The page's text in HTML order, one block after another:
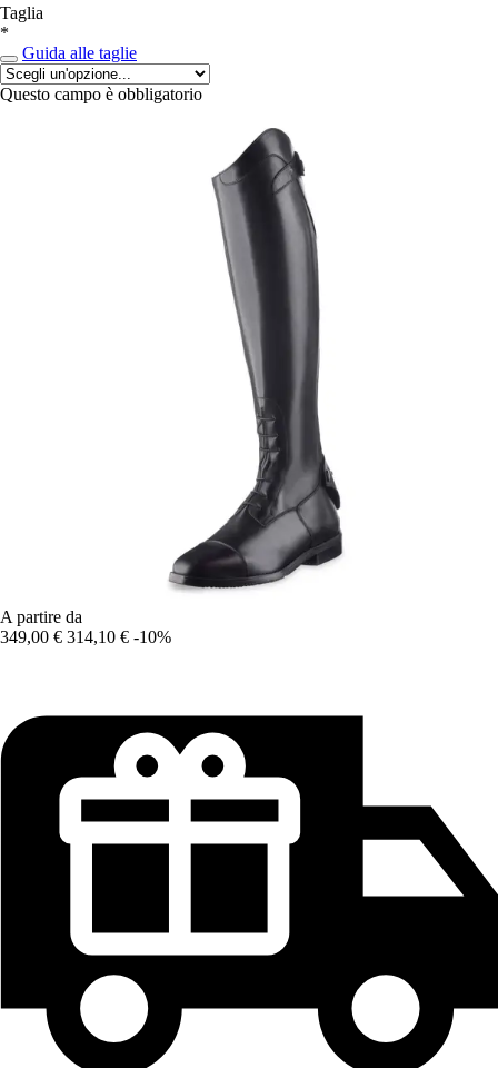
Taglia
*
Guida alle taglie
Questo campo è obbligatorio
A partire da
349,00 € 314,10 € -10%